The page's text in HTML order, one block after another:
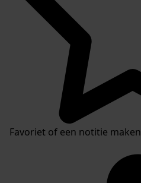
Favoriet of een notitie maken